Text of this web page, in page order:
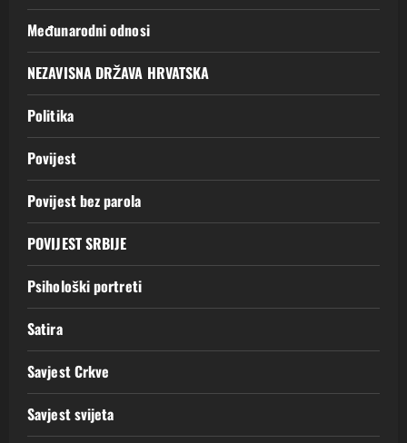
Međunarodni odnosi
NEZAVISNA DRŽAVA HRVATSKA
Politika
Povijest
Povijest bez parola
POVIJEST SRBIJE
Psihološki portreti
Satira
Savjest Crkve
Savjest svijeta